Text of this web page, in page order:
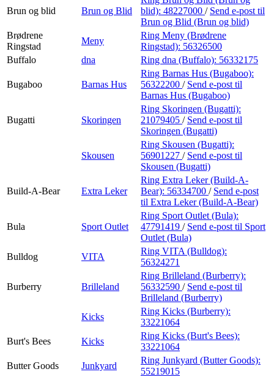
Brun og blid Brun og Blid
blid): 48227000 / Send e-post til
Brun og Blid (Brun og blid)
Brødrene
Ringstad
Meny
Ring Meny (Brødrene
Ringstad): 56326500
Buffalo
dna Ring dna (Buffalo): 56332175
Bugaboo Barnas Hus
Ring Barnas Hus (Bugaboo):
56322200 / Send e-post til
Barnas Hus (Bugaboo)
Bugatti Skoringen
Ring Skoringen (Bugatti):
21079405 / Send e-post til
Skoringen (Bugatti)
Skousen
Ring Skousen (Bugatti):
56901227 / Send e-post til
Skousen (Bugatti)
Build-A-Bear Extra Leker
Ring Extra Leker (Build-A-
Bear): 56334700 / Send e-post
til Extra Leker (Build-A-Bear)
Bula Sport Outlet
Ring Sport Outlet (Bula):
47791419 / Send e-post til Sport
Outlet (Bula)
Bulldog
VITA
Ring VITA (Bulldog):
56324271
Burberry Brilleland
Ring Brilleland (Burberry):
56332590 / Send e-post til
Brilleland (Burberry)
Kicks
Ring Kicks (Burberry):
33221064
Burt's Bees
Kicks
Ring Kicks (Burt's Bees):
33221064
Butter Goods
Junkyard
Ring Junkyard (Butter Goods):
55219015